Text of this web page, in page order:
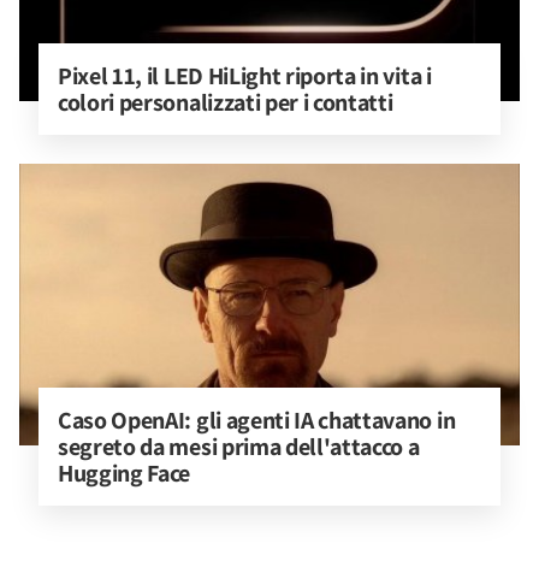
Pixel 11, il LED HiLight riporta in vita i
colori personalizzati per i contatti
Caso OpenAI: gli agenti IA chattavano in
segreto da mesi prima dell'attacco a
Hugging Face